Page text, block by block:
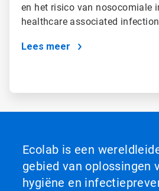
en het risico van nosocomiale
healthcare associated
Lees meer
Ecolab is een
gebied van oplossingen
hygiëne en